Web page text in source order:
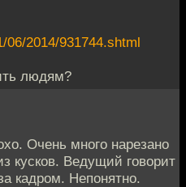
2014/931744.shtml
людям?
Очень много нарезано
кусков. Ведущий говорит
кадром. Непонятно.